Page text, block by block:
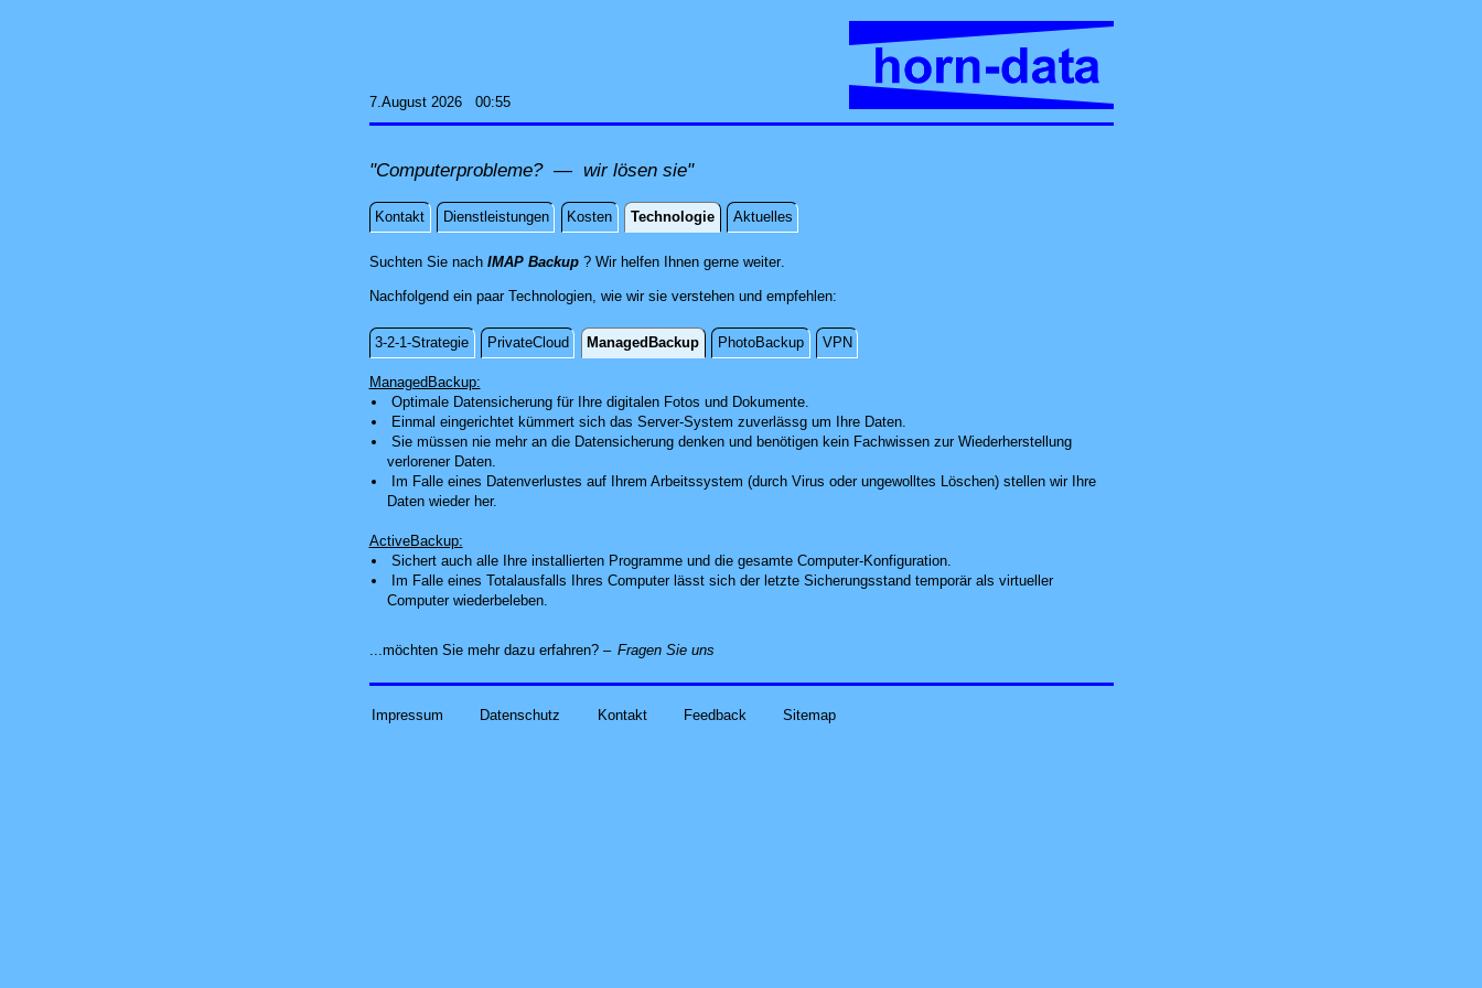
7.August 2026 00:55
"Computerprobleme? — wir lösen sie"
Kontakt Dienstleistungen Kosten Technologie Aktuelles
Technologie
Suchten Sie nach IMAP Backup? Wir helfen Ihnen gerne weiterdirekt an Ihrem Standort, per Fernwartung oder in unserer Computer-Werkstatt in Untersiggenthal
.
Nachfolgend ein paar Technologien, wie wir sie verstehen und empfehlen:
3-2-1-Strategie PrivateCloud ManagedBackup PhotoBackup VPN
ManagedBackup
ManagedBackup:
Optimale Datensicherung für Ihre digitalen Fotos und Dokumente.
Einmal eingerichtet kümmert sich das Server-System zuverlässg um Ihre Daten.
Sie müssen nie mehr an die Datensicherung denken und benötigen kein Fachwissen zur Wiederherstellung
verlorener Daten.
Im Falle eines Datenverlustes auf Ihrem Arbeitssystem (durch Virus oder ungewolltes Löschen) stellen wir Ihre
Daten wieder her.
ActiveBackup:
Sichert auch alle Ihre installierten Programme und die gesamte Computer-Konfiguration.
Im Falle eines Totalausfalls Ihres Computer lässt sich der letzte Sicherungsstand temporär als virtueller
Computer wiederbeleben.
...möchten Sie mehr dazu erfahren? – Fragen Sie uns
Impressum Datenschutz Kontakt Feedback Sitemap